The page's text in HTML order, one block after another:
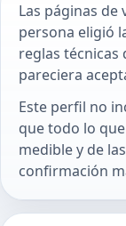
Las páginas de
persona eligió
reglas
pareciera
Este perfil no
que todo lo
medible y de
confirmación